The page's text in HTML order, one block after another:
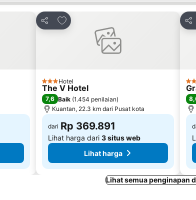
Bagikan
Tambahkan ke favorit
3 Bintang
Hotel
The V Hotel
7,6 Baik (1.454 penilaian)
Kuantan, 22.3 km dari Pusat kota
dari Rp 369.891
Lihat harga dari 3 situs web
Lihat harga
4
Lihat semua penginapan